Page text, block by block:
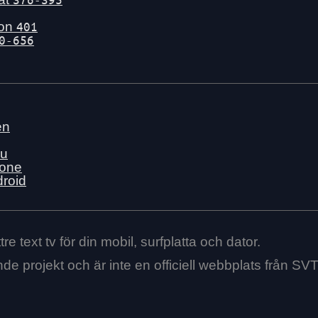
401
656
text tv för din mobil, surfplatta och dator.
projekt och är inte en officiell webbplats från